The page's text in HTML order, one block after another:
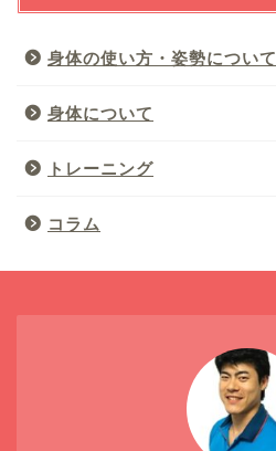
身体の使い方・姿勢について
身体について
トレーニング
コラム